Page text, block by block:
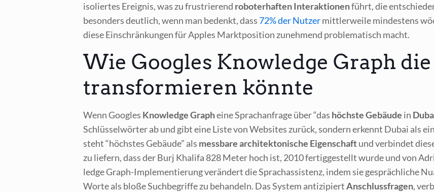
iso­lier­tes Ereig­nis, was zu frus­trie­rend robo­ter­haf­ten Inter­ak­tio­nenführt, die
beson­ders deut­lich, wenn man bedenkt, dass 72% der Nut­zermitt­ler­wei­le min­des­tens
die­se Ein­schrän­kun­gen für App­les Markt­po­si­ti­on zuneh­mend pro­ble­ma­tisch macht.
Wie Googles Knowledge Graph
transformieren könnte
Wenn Goo­gles Know­ledge Grapheine Sprach­an­fra­ge über “das höchs­te Gebäu­de in
Schlüs­sel­wör­ter ab und gibt eine Lis­te von Web­sites zurück, son­dern erkennt Dubai als
steht “höchs­tes Gebäu­de” als mess­ba­re archi­tek­to­ni­sche Eigen­schaftund ver­bin­det
zu lie­fern, dass der Burj Kha­li­fa 828 Meter hoch ist, 2010 fer­tig­ge­stellt wur­de und von
ledge Graph-Imple­men­tie­rung ver­än­dert die Sprach­as­sis­tenz, indem sie gespräch­li­che
Wor­te als blo­ße Such­be­grif­fe zu behan­deln. Das Sys­tem anti­zi­piertAnschluss­fra­gen,